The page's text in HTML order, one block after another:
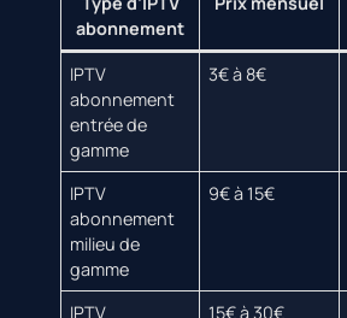
abonnement
IPTV
abonnement
entrée de
gamme
3€ à 8€
IPTV
abonnement
milieu de
gamme
9€ à 15€
IPTV 15€ à 30€